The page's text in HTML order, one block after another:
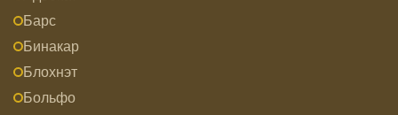
Барс
Бинакар
Блохнэт
Больфо